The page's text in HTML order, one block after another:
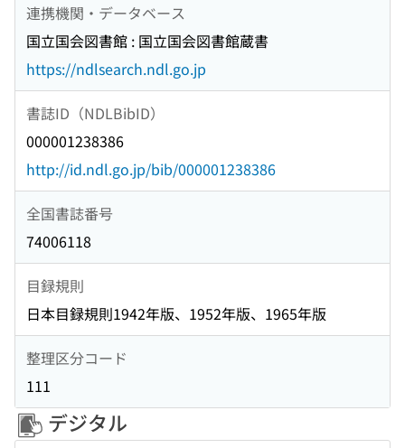
連携機関・データベース
国立国会図書館 : 国立国会図書館蔵書
https://ndlsearch.ndl.go.jp
書誌ID（NDLBibID）
000001238386
http://id.ndl.go.jp/bib/000001238386
全国書誌番号
74006118
目録規則
日本目録規則1942年版、1952年版、1965年版
整理区分コード
111
デジタル